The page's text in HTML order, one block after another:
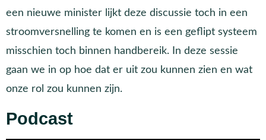
een nieuwe minister lijkt deze discussie toch in een
stroomversnelling te komen en is een geflipt systeem
misschien toch binnen handbereik. In deze sessie
gaan we in op hoe dat er uit zou kunnen zien en wat
onze rol zou kunnen zijn.
Podcast